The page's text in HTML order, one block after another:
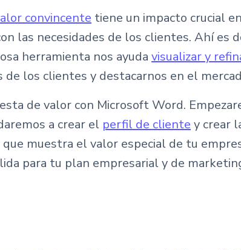
convincente tiene un impacto crucial
las necesidades de los clientes. Ahí es
herramienta nos ayuda visualizar y
los clientes y destacarnos en el
de valor con Microsoft Word.
a crear el perfil de cliente y crear
muestra el valor especial de tu
para tu plan empresarial y de